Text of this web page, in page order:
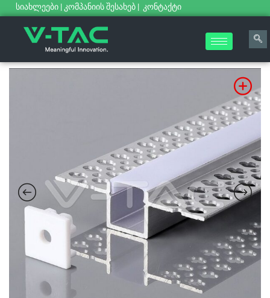
სიახლეები | კომპანიის შესახებ | კონტაქტი